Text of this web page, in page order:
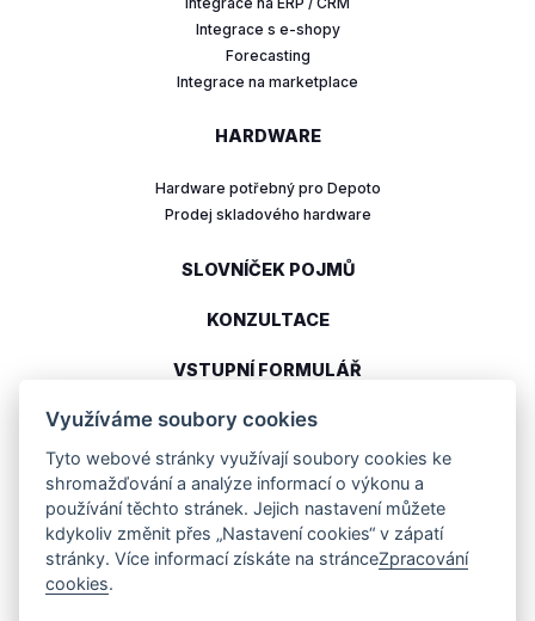
Integrace s e-shopy
Forecasting
Integrace na marketplace
HARDWARE
Hardware potřebný pro Depoto
Prodej skladového hardware
SLOVNÍČEK POJMŮ
KONZULTACE
VSTUPNÍ FORMULÁŘ
Moderní cloudové řešení pro řízený sklad
info@depoto.cz
(+420) 602 315 212
Využíváme soubory cookies
Tyto webové stránky využívají soubory cookies ke
shromažďování a analýze informací o výkonu a
používání těchto stránek. Jejich nastavení můžete
kdykoliv změnit přes „Nastavení cookies“ v zápatí
stránky. Více informací získáte na stránceZpracování
cookies.